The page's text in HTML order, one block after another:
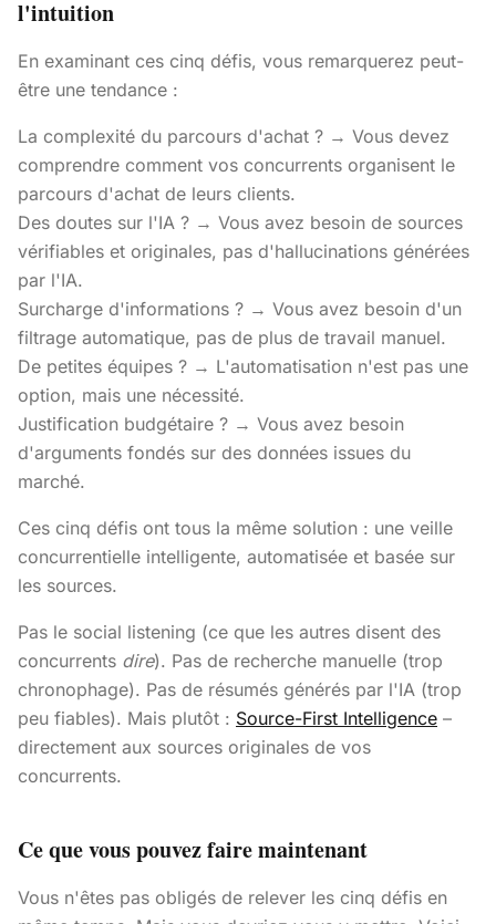
l'intuition
En examinant ces cinq défis, vous remarquerez peut-
être une tendance :
La complexité du parcours d'achat ? → Vous devez
comprendre comment vos concurrents organisent le
parcours d'achat de leurs clients.
Des doutes sur l'IA ? → Vous avez besoin de sources
vérifiables et originales, pas d'hallucinations générées
par l'IA.
Surcharge d'informations ? → Vous avez besoin d'un
filtrage automatique, pas de plus de travail manuel.
De petites équipes ? → L'automatisation n'est pas une
option, mais une nécessité.
Justification budgétaire ? → Vous avez besoin
d'arguments fondés sur des données issues du
marché.
Ces cinq défis ont tous la même solution : une veille
concurrentielle intelligente, automatisée et basée sur
les sources.
Pas le social listening (ce que les autres disent des
concurrents dire). Pas de recherche manuelle (trop
chronophage). Pas de résumés générés par l'IA (trop
peu fiables). Mais plutôt : Source-First Intelligence –
directement aux sources originales de vos
concurrents.
Ce que vous pouvez faire maintenant
Vous n'êtes pas obligés de relever les cinq défis en